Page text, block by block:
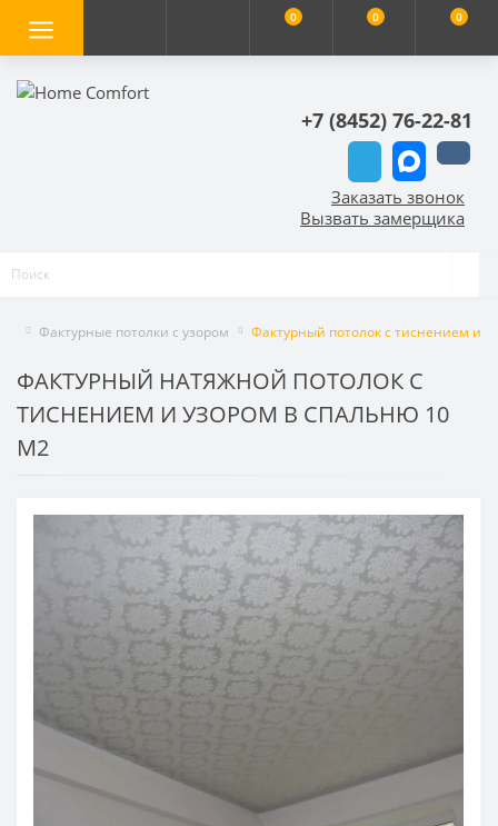
0 0 0
+7 (8452) 76-22-81
Заказать звонок
Вызвать замерщика
Фактурные потолки с узором Фактурный потолок с тиснением и
ФАКТУРНЫЙ НАТЯЖНОЙ ПОТОЛОК С
ТИСНЕНИЕМ И УЗОРОМ В СПАЛЬНЮ 10
М2